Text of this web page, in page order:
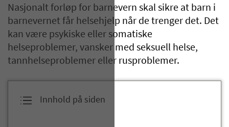
Nasjonalt forløp for barnevern skal sikre at barn i
barnevernet får helsehjelp når de trenger det. Det
kan være psykiske eller somatiske
helseproblemer, vansker med seksuell helse,
tannhelseproblemer eller rusproblemer.
Innhold på siden